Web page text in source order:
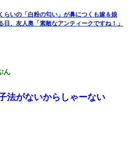
陽性だったからこのまま療養させて下
場になった
病中に長女から信じられない言葉を受
らいの「白粉の匂い」が鼻につくも嫁＆娘
日、友人奥「素敵なアンティークですね！」
ん
法がないからしゃーない